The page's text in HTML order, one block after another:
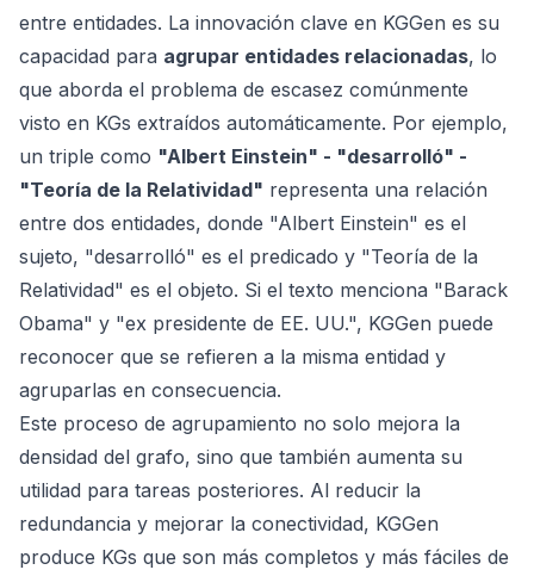
entre entidades. La innovación clave en KGGen es su
capacidad para agrupar entidades relacionadas, lo
que aborda el problema de escasez comúnmente
visto en KGs extraídos automáticamente. Por ejemplo,
un triple como "Albert Einstein" - "desarrolló" -
"Teoría de la Relatividad" representa una relación
entre dos entidades, donde "Albert Einstein" es el
sujeto, "desarrolló" es el predicado y "Teoría de la
Relatividad" es el objeto. Si el texto menciona "Barack
Obama" y "ex presidente de EE. UU.", KGGen puede
reconocer que se refieren a la misma entidad y
agruparlas en consecuencia.
Este proceso de agrupamiento no solo mejora la
densidad del grafo, sino que también aumenta su
utilidad para tareas posteriores. Al reducir la
redundancia y mejorar la conectividad, KGGen
produce KGs que son más completos y más fáciles de